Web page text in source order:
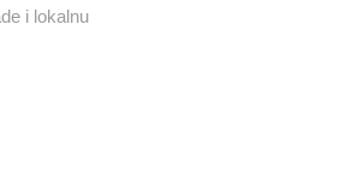
i lokalnu